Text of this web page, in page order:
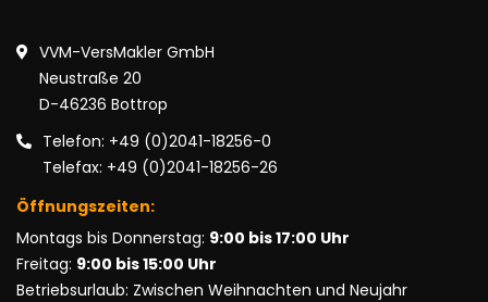
VVM-VersMakler GmbH
Neustraße 20
D-46236 Bottrop
Telefon: +49 (0)2041-18256-0
Telefax: +49 (0)2041-18256-26
Öffnungszeiten:
Montags bis Donnerstag: 9:00 bis 17:00 Uhr
Freitag: 9:00 bis 15:00 Uhr
Betriebsurlaub: Zwischen Weihnachten und Neujahr